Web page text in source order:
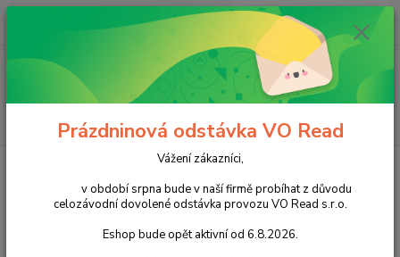
Po - Pá 8 - 14h
ks
za 0,00 Kč
Čaje porcované
Čaje porcované
Prázdninová odstávka VO Read
Vážení zákazníci,
v období srpna bude v naší firmě probíhat z důvodu
celozávodní dovolené odstávka provozu VO Read s.r.o.
Eshop bude opět aktivní od 6.8.2026.